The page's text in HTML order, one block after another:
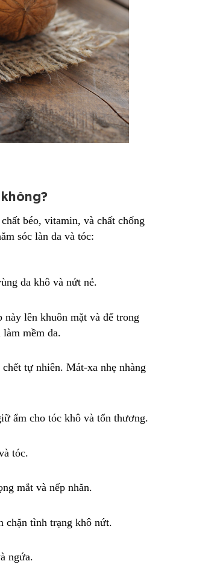
béo, vitamin, và chất chống
sóc làn da và tóc:
da khô và nứt nẻ.
lên khuôn mặt và để trong
mềm da.
tự nhiên. Mát-xa nhẹ nhàng
ẩm cho tóc khô và tổn thương.
tóc.
mắt và nếp nhăn.
chặn tình trạng khô nứt.
ngứa.